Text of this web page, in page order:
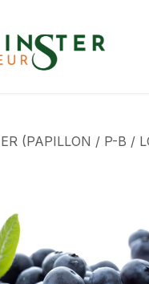
(PAPILLON / P-B /